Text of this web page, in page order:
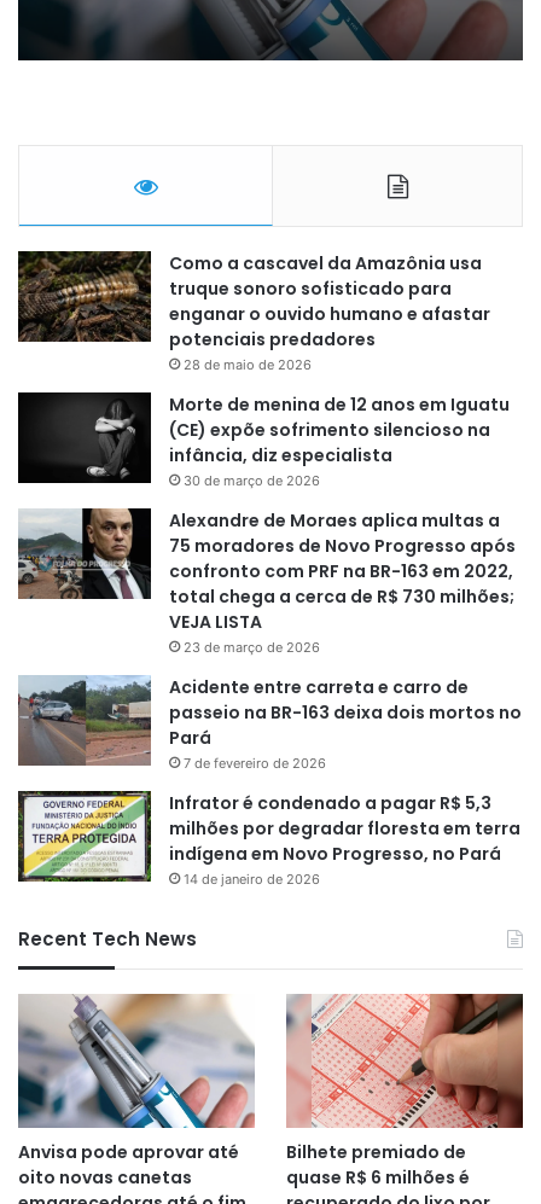
Como a cascavel da Amazônia usa
truque sonoro sofisticado para
enganar o ouvido humano e afastar
potenciais predadores
28 de maio de 2026
Morte de menina de 12 anos em Iguatu
(CE) expõe sofrimento silencioso na
infância, diz especialista
30 de março de 2026
Alexandre de Moraes aplica multas a
75 moradores de Novo Progresso após
confronto com PRF na BR-163 em 2022,
total chega a cerca de R$ 730 milhões;
VEJA LISTA
23 de março de 2026
Acidente entre carreta e carro de
passeio na BR-163 deixa dois mortos no
Pará
7 de fevereiro de 2026
Infrator é condenado a pagar R$ 5,3
milhões por degradar floresta em terra
indígena em Novo Progresso, no Pará
14 de janeiro de 2026
Recent Tech News
Anvisa pode aprovar até
oito novas canetas
Bilhete premiado de
quase R$ 6 milhões é